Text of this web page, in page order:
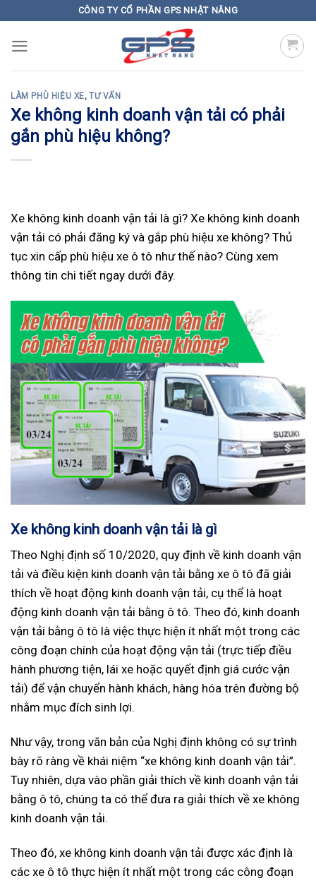
content
CÔNG TY CỔ PHẦN GPS NHẬT NĂNG
LÀM PHÙ HIỆU XE,TƯ VẤN
Xe không kinh doanh vận tải có phải
gắn phù hiệu không?
Xe không kinh doanh vận tải là gì? Xe không kinh doanh
vận tải có phải đăng ký và gắp phù hiệu xe không? Thủ
tục xin cấp phù hiệu xe ô tô như thế nào? Cùng xem
thông tin chi tiết ngay dưới đây.
Xe không kinh doanh vận tải là gì
Theo Nghị định số 10/2020, quy định về kinh doanh vận
tải và điều kiện kinh doanh vận tải bằng xe ô tô đã giải
thích về hoạt động kinh doanh vận tải, cụ thể là hoạt
động kinh doanh vận tải bằng ô tô. Theo đó, kinh doanh
vận tải bằng ô tô là việc thực hiện ít nhất một trong các
công đoạn chính của hoạt động vận tải (trực tiếp điều
hành phương tiện, lái xe hoặc quyết định giá cước vận
tải) để vận chuyển hành khách, hàng hóa trên đường bộ
nhằm mục đích sinh lợi.
Như vậy, trong văn bản của Nghị định không có sự trình
bày rõ ràng về khái niệm “xe không kinh doanh vận tải”.
Tuy nhiên, dựa vào phần giải thích về kinh doanh vận tải
bằng ô tô, chúng ta có thể đưa ra giải thích về xe không
kinh doanh vận tải.
Theo đó, xe không kinh doanh vận tải được xác định là
các xe ô tô thực hiện ít nhất một trong các công đoạn